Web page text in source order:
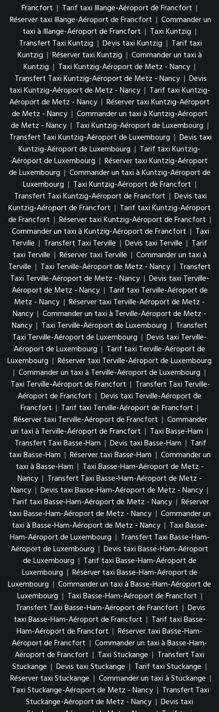
Francfort | Tarif taxi Illange-Aéroport de Francfort |
Réserver taxi Illange-Aéroport de Francfort | Commander un
taxi à Illange-Aéroport de Francfort | Taxi Kuntzig |
Transfert Taxi Kuntzig | Devis taxi Kuntzig | Tarif taxi
Kuntzig | Réserver taxi Kuntzig | Commander un taxi à
Kuntzig | Taxi Kuntzig-Aéroport de Metz - Nancy |
Transfert Taxi Kuntzig-Aéroport de Metz - Nancy | Devis
taxi Kuntzig-Aéroport de Metz - Nancy | Tarif taxi Kuntzig-
Aéroport de Metz - Nancy | Réserver taxi Kuntzig-Aéroport
de Metz - Nancy | Commander un taxi à Kuntzig-Aéroport
de Metz - Nancy | Taxi Kuntzig-Aéroport de Luxembourg |
Transfert Taxi Kuntzig-Aéroport de Luxembourg | Devis taxi
Kuntzig-Aéroport de Luxembourg | Tarif taxi Kuntzig-
Aéroport de Luxembourg | Réserver taxi Kuntzig-Aéroport
de Luxembourg | Commander un taxi à Kuntzig-Aéroport de
Luxembourg | Taxi Kuntzig-Aéroport de Francfort |
Transfert Taxi Kuntzig-Aéroport de Francfort | Devis taxi
Kuntzig-Aéroport de Francfort | Tarif taxi Kuntzig-Aéroport
de Francfort | Réserver taxi Kuntzig-Aéroport de Francfort |
Commander un taxi à Kuntzig-Aéroport de Francfort | Taxi
Terville | Transfert Taxi Terville | Devis taxi Terville | Tarif
taxi Terville | Réserver taxi Terville | Commander un taxi à
Terville | Taxi Terville-Aéroport de Metz - Nancy | Transfert
Taxi Terville-Aéroport de Metz - Nancy | Devis taxi Terville-
Aéroport de Metz - Nancy | Tarif taxi Terville-Aéroport de
Metz - Nancy | Réserver taxi Terville-Aéroport de Metz -
Nancy | Commander un taxi à Terville-Aéroport de Metz -
Nancy | Taxi Terville-Aéroport de Luxembourg | Transfert
Taxi Terville-Aéroport de Luxembourg | Devis taxi Terville-
Aéroport de Luxembourg | Tarif taxi Terville-Aéroport de
Luxembourg | Réserver taxi Terville-Aéroport de Luxembourg
| Commander un taxi à Terville-Aéroport de Luxembourg |
Taxi Terville-Aéroport de Francfort | Transfert Taxi Terville-
Aéroport de Francfort | Devis taxi Terville-Aéroport de
Francfort | Tarif taxi Terville-Aéroport de Francfort |
Réserver taxi Terville-Aéroport de Francfort | Commander
un taxi à Terville-Aéroport de Francfort | Taxi Basse-Ham |
Transfert Taxi Basse-Ham | Devis taxi Basse-Ham | Tarif
taxi Basse-Ham | Réserver taxi Basse-Ham | Commander un
taxi à Basse-Ham | Taxi Basse-Ham-Aéroport de Metz -
Nancy | Transfert Taxi Basse-Ham-Aéroport de Metz -
Nancy | Devis taxi Basse-Ham-Aéroport de Metz - Nancy |
Tarif taxi Basse-Ham-Aéroport de Metz - Nancy | Réserver
taxi Basse-Ham-Aéroport de Metz - Nancy | Commander un
taxi à Basse-Ham-Aéroport de Metz - Nancy | Taxi Basse-
Ham-Aéroport de Luxembourg | Transfert Taxi Basse-Ham-
Aéroport de Luxembourg | Devis taxi Basse-Ham-Aéroport
de Luxembourg | Tarif taxi Basse-Ham-Aéroport de
Luxembourg | Réserver taxi Basse-Ham-Aéroport de
Luxembourg | Commander un taxi à Basse-Ham-Aéroport de
Luxembourg | Taxi Basse-Ham-Aéroport de Francfort |
Transfert Taxi Basse-Ham-Aéroport de Francfort | Devis
taxi Basse-Ham-Aéroport de Francfort | Tarif taxi Basse-
Ham-Aéroport de Francfort | Réserver taxi Basse-Ham-
Aéroport de Francfort | Commander un taxi à Basse-Ham-
Aéroport de Francfort | Taxi Stuckange | Transfert Taxi
Stuckange | Devis taxi Stuckange | Tarif taxi Stuckange |
Réserver taxi Stuckange | Commander un taxi à Stuckange |
Taxi Stuckange-Aéroport de Metz - Nancy | Transfert Taxi
Stuckange-Aéroport de Metz - Nancy | Devis taxi